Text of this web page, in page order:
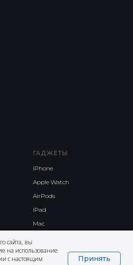
сайта, вы
на использование
с настоящим
Принять
ГАДЖЕТЫ
iPhone
Apple Watch
AirPods
iPad
Mac